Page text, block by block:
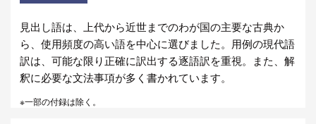
見出し語は、上代から近世までのわが国の主要な古典か
ら、使用頻度の高い語を中心に選びました。用例の現代語
訳は、可能な限り正確に訳出する逐語訳を重視。また、解
釈に必要な文法事項が多く書かれています。
※一部の付録は除く。